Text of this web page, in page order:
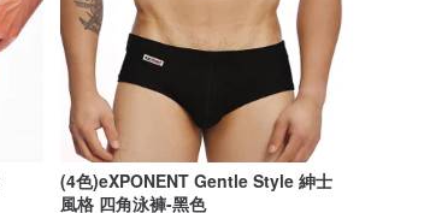
(4色)eXPONENT Gentle Style 紳士
風格 四角泳褲-黑色